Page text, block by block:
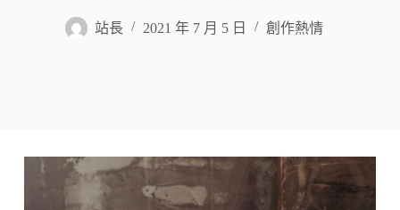
站長 2021 年 7 月 5 日 創作熱情